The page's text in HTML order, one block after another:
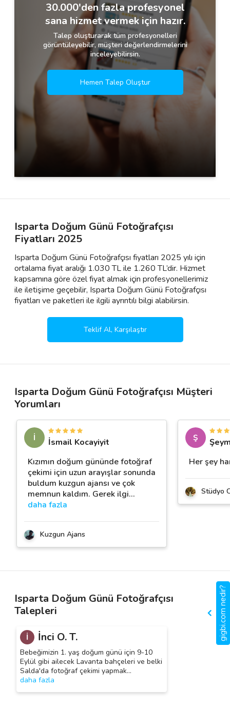
30.000'den fazla profesyonel
sana hizmet vermek için hazır.
Talep oluşturarak tüm profesyonelleri
görüntüleyebilir, müşteri değerlendirmelerini
inceleyebilirsin.
Hemen Talep Oluştur
Isparta Doğum Günü Fotoğrafçısı
Fiyatları 2025
Isparta Doğum Günü Fotoğrafçısı fiyatları 2025 yılı için
ortalama fiyat aralığı 1.030 TL ile 1.260 TL’dir. Hizmet
kapsamına göre özel fiyat almak için profesyonellerimiz
ile iletişime geçebilir, Isparta Doğum Günü Fotoğrafçısı
fiyatları ve paketleri ile ilgili ayrıntılı bilgi alabilirsin.
Teklif Al, Karşılaştır
Isparta Doğum Günü Fotoğrafçısı Müşteri
Yorumları
İ
İsmail Kocayiyit
Kızımın doğum gününde fotoğraf
çekimi için uzun arayışlar sonunda
buldum kuzgun ajansı ve çok
memnun kaldım. Gerek ilgi…
daha fazla
Kuzgun Ajans
Ş
Her şey
Stüdyo
Isparta Doğum Günü Fotoğrafçısı
Talepleri
İ İnci O. T.
Bebeğimizin 1. yaş doğum günü için 9-10
Eylül gibi ailecek Lavanta bahçeleri ve belki
Salda'da fotoğraf çekimi yapmak…
daha fazla
gigbi.com nedir?